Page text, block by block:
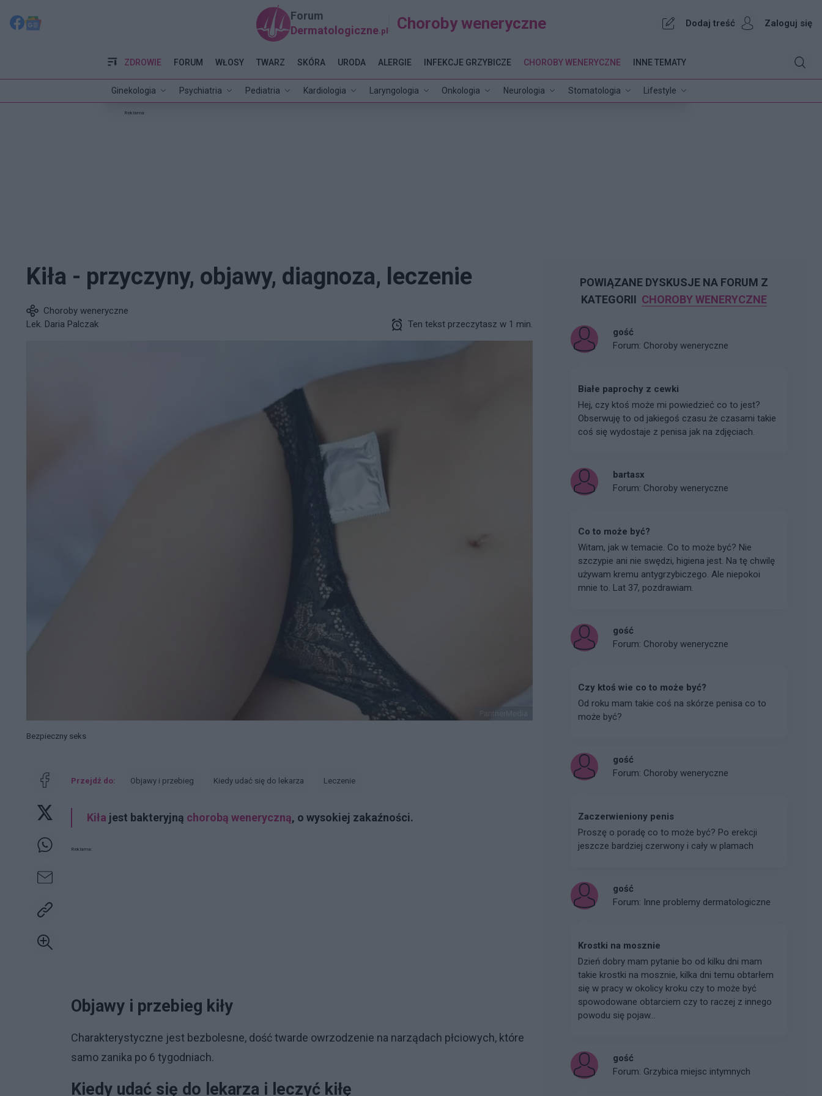
Forum
Dermatologiczne .pl Choroby weneryczne Dodaj treść Zaloguj się
ZDROWIE
Ginekologia Psychiatria Pediatria Kardiologia Laryngologia Onkologia Neurologia Stomatologia Lifestyle
FORUM WŁOSY TWARZ SKÓRA URODA ALERGIE INFEKCJE GRZYBICZE CHOROBY WENERYCZNE INNE TEMATY
Reklama:
Kiła - przyczyny, objawy, diagnoza, leczenie
Choroby weneryczne
Lek. Daria Palczak
Ten tekst przeczytasz w 1 min.
Bezpieczny seks
Przejdź do: Objawy i przebieg Kiedy udać się do lekarza Leczenie
Kiła jest bakteryjną chorobą weneryczną, o wysokiej zakaźności.
Reklama:
Objawy i przebieg kiły
Charakterystyczne jest bezbolesne, dość twarde owrzodzenie na narządach płciowych, które
samo zanika po 6 tygodniach.
Kiedy udać się do lekarza i leczyć kiłę
POWIĄZANE DYSKUSJE NA FORUM Z
KATEGORII CHOROBY WENERYCZNE
gość
Forum: Choroby weneryczne
Białe paprochy z cewki
Hej, czy ktoś może mi powiedzieć co to jest?
Obserwuję to od jakiegoś czasu że czasami takie
coś się wydostaje z penisa jak na zdjęciach.
bartasx
Forum: Choroby weneryczne
Co to może być?
Witam, jak w temacie. Co to może być? Nie
szczypie ani nie swędzi, higiena jest. Na tę chwilę
używam kremu antygrzybiczego. Ale niepokoi
mnie to. Lat 37, pozdrawiam.
gość
Forum: Choroby weneryczne
Czy ktoś wie co to może być?
Od roku mam takie coś na skórze penisa co to
może być?
gość
Forum: Choroby weneryczne
Zaczerwieniony penis
Proszę o poradę co to może być? Po erekcji
jeszcze bardziej czerwony i cały w plamach
gość
Forum: Inne problemy dermatologiczne
Krostki na mosznie
Dzień dobry mam pytanie bo od kilku dni mam
takie krostki na mosznie, kilka dni temu obtarłem
się w pracy w okolicy kroku czy to może być
spowodowane obtarciem czy to raczej z innego
powodu się pojaw...
gość
Forum: Grzybica miejsc intymnych